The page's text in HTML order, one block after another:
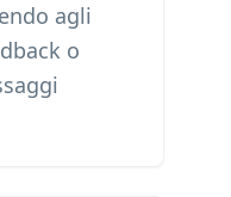
agli
o